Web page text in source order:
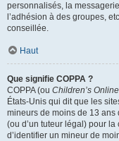
personnalisés, la
l’adhésion à des groupes,
conseillée.
Haut
Que signifie COPPA ?
COPPA (ou Children’s
États-Unis qui dit que les
mineurs de moins de 13
(ou d’un tuteur légal) pour
d’identifier un mineur de